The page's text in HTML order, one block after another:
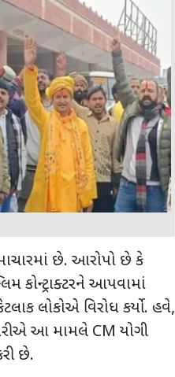
છે. આરોપો છે કે
કોન્ટ્રાક્ટરને આપવામાં
લોકોએ વિરોધ કર્યો. હવે,
આ મામલે CM યોગી
છે.